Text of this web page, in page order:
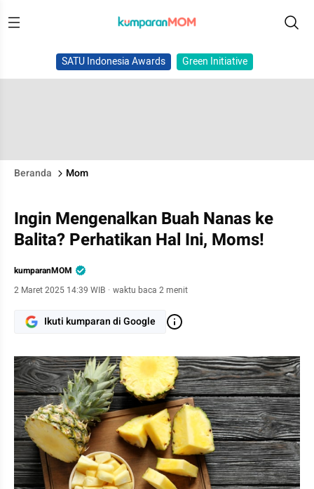
SATU Indonesia Awards Green Initiative
Beranda Mom
Ingin Mengenalkan Buah Nanas ke
Balita? Perhatikan Hal Ini, Moms!
kumparanMOM
2 Maret 2025 14:39 WIB · waktu baca 2 menit
Ikuti kumparan di Google